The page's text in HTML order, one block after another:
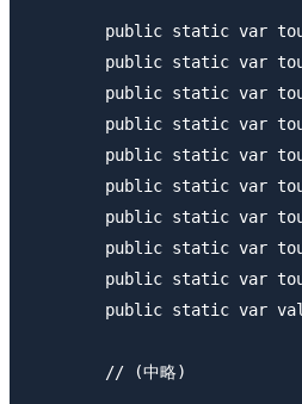
public static var
public static var
public static var
public static var
public static var
public static var
public static var
public static var
public static var
public static var
        // (中略)